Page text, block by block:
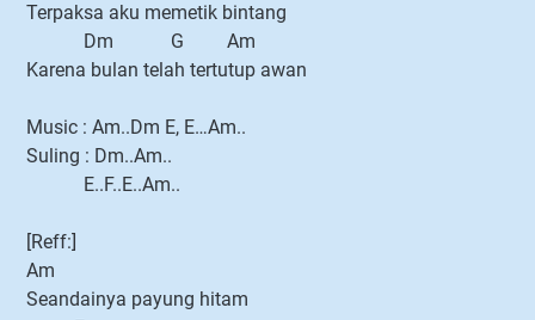
Terpaksa aku memetik bintang
Dm G Am
Karena bulan telah tertutup awan
Music : Am..Dm E, E…Am..
Suling : Dm..Am..
E..F..E..Am..
[Reff:]
Am
Seandainya payung hitam